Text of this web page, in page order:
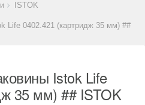
ISTOK
Life 0402.421 (картридж 35 мм) ##
Istok Life
35 мм) ## ISTOK